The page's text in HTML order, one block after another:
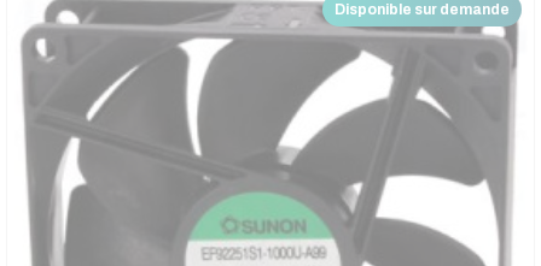
Disponible sur demande